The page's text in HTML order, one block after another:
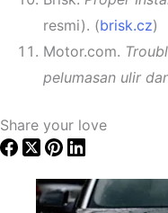
resmi). (brisk.cz)
Motor.com.
pelumasan ulir
Share your love